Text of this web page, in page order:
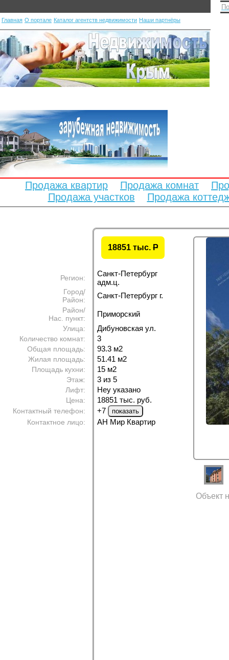
Главная О портале Каталог агентств недвижимости Наши партнёры
Продажа квартир Продажа комнат
Продажа участков
Продажа
18851 тыс. P
Регион:
Санкт-Петербург
адм.ц.
Город/
Район:
Санкт-Петербург г.
Район/
Нас. пункт:
Приморский
Улица: Дибуновская ул.
Количество комнат: 3
Общая площадь: 93.3 м2
Жилая площадь: 51.41 м2
Площадь кухни: 15 м2
Этаж: 3 из 5
Лифт: Неу указано
Цена: 18851 тыс. руб.
Контактный телефон: +7
Контактное лицо: АН Мир Квартир
Объект